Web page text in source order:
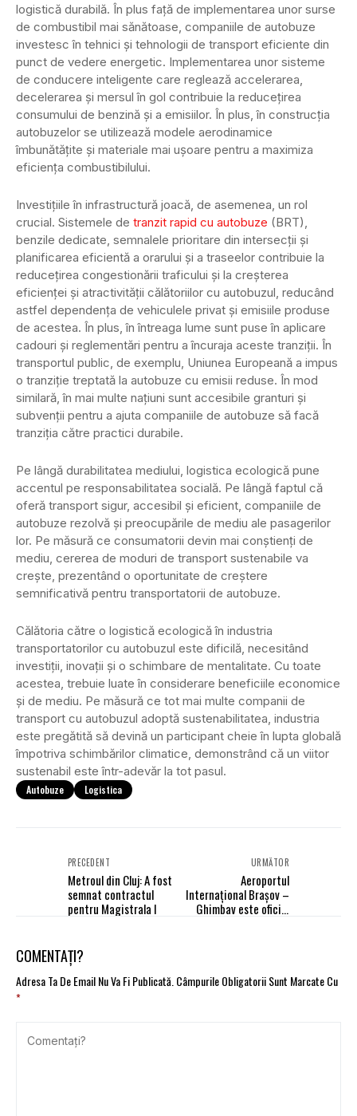
logistică durabilă. În plus față de implementarea unor surse
de combustibil mai sănătoase, companiile de autobuze
investesc în tehnici și tehnologii de transport eficiente din
punct de vedere energetic. Implementarea unor sisteme
de conducere inteligente care reglează accelerarea,
decelerarea și mersul în gol contribuie la reducețirea
consumului de benzină și a emisiilor. În plus, în construcția
autobuzelor se utilizează modele aerodinamice
îmbunătățite și materiale mai ușoare pentru a maximiza
eficiența combustibilului.
Investițiile în infrastructură joacă, de asemenea, un rol
crucial. Sistemele de tranzit rapid cu autobuze (BRT),
benzile dedicate, semnalele prioritare din intersecții și
planificarea eficientă a orarului și a traseelor contribuie la
reducețirea congestionării traficului și la creșterea
eficienței și atractivității călătoriilor cu autobuzul, reducând
astfel dependența de vehiculele privat și emisiile produse
de acestea. În plus, în întreaga lume sunt puse în aplicare
cadouri și reglementări pentru a încuraja aceste tranziții. În
transportul public, de exemplu, Uniunea Europeană a impus
o tranziție treptată la autobuze cu emisii reduse. În mod
similară, în mai multe națiuni sunt accesibile granturi și
subvenții pentru a ajuta companiile de autobuze să facă
tranziția către practici durabile.
Pe lângă durabilitatea mediului, logistica ecologică pune
accentul pe responsabilitatea socială. Pe lângă faptul că
oferă transport sigur, accesibil și eficient, companiile de
autobuze rezolvă și preocupările de mediu ale pasagerilor
lor. Pe măsură ce consumatorii devin mai conștienți de
mediu, cererea de moduri de transport sustenabile va
crește, prezentând o oportunitate de creștere
semnificativă pentru transportatorii de autobuze.
Călătoria către o logistică ecologică în industria
transportatorilor cu autobuzul este dificilă, necesitând
investiții, inovații și o schimbare de mentalitate. Cu toate
acestea, trebuie luate în considerare beneficiile economice
și de mediu. Pe măsură ce tot mai multe companii de
transport cu autobuzul adoptă sustenabilitatea, industria
este pregătită să devină un participant cheie în lupta globală
împotriva schimbărilor climatice, demonstrând că un viitor
sustenabil este într-adevăr la tot pasul.
Autobuze Logistica
PRECEDENT
Metroul din Cluj: A fost
semnat contractul
pentru Magistrala I
URMĂTOR
Aeroportul
Internaţional Braşov –
Ghimbav este oficial
COMENTAȚI?
Adresa Ta De Email Nu Va Fi Publicată. Câmpurile Obligatorii Sunt Marcate Cu
*